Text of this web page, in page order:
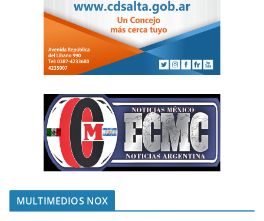
MULTIMEDIOS NOX